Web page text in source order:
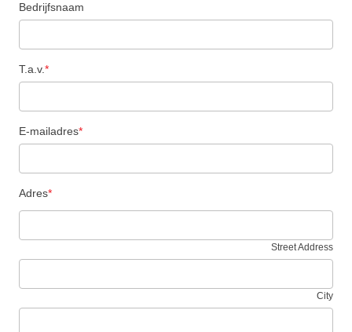
Bedrijfsnaam
T.a.v.*
E-mailadres*
Adres*
Street Address
City